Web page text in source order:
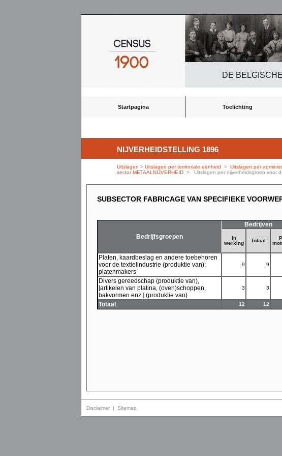
DE
Startpagina Toelichting
NIJVERHEIDSTELLING 1896
Uitslagen > Uitslagen per territoriale eenheid > Uitslagen per
sector METAALNIJVERHEID > Uitslagen per nijverheidsgroep voor
SUBSECTOR FABRICAGE VAN SPECIFIEKE
Bedrijfsgroepen
Bedrijven
In
werking
Totaal
Platen, kaardbeslag en andere toebehoren
voor de textielindustrie (produktie van);
platenmakers
9 9
Divers gereedschap (produktie van),
[artikelen van platina, (oven)schoppen,
bakvormen enz.] (produktie van)
3 3
Totaal 12 12
Disclaimer | Sitemap